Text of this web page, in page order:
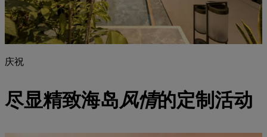
庆祝
尽显精致海岛风情的定制活动